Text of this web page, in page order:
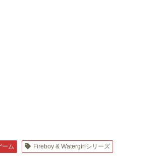
ーム
Fireboy & Watergirlシリーズ